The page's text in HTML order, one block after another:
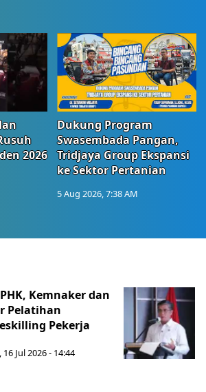
2026
Dukung Program
Swasembada Pangan,
Tridjaya Group Ekspansi
ke Sektor Pertanian
5 Aug 2026, 7:38 AM
Kemnaker dan
Pelatihan
Pekerja
16 Jul 2026 - 14:44